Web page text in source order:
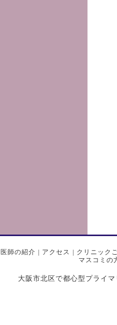
医師の紹介 | アクセス | クリニック
マスコミの
大阪市北区で都心型プライ